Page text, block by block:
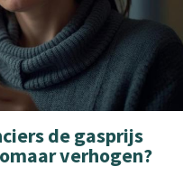
de gasprijs
verhogen?